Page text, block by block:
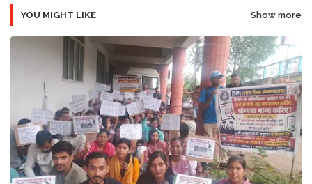
YOU MIGHT LIKE Show more